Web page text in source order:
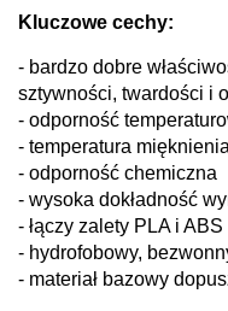
Kluczowe cechy:
- bardzo dobre
sztywności, twardości i
- odporność
- temperatura
- odporność chemiczna
- wysoka dokładność
- łączy zalety PLA i ABS
- hydrofobowy,
- materiał bazowy